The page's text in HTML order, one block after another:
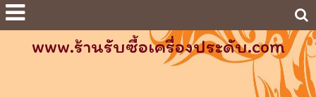
www.ร้านรับซื้อเครื่องประดับ.com